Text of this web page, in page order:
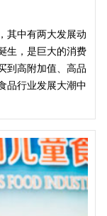
其中有两大发展动
生，是巨大的消费
到高附加值、高品
品行业发展大潮中